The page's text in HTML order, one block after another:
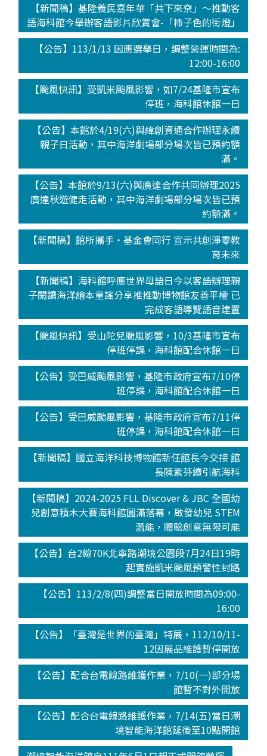
【新聞稿】基隆義民嘉年華「共下來尞」～推動客
語海科館今舉辦客語影片欣賞會-「柿子色的街燈」
【公告】113/1/13 因應選舉日，調整營運時間為:
12:00-16:00
【颱風快訊】受凱米颱風影響，如7/24基隆市宣布
停班，海科館休館一日
【公告】本館於4/19(六)與緯創資通合作辦理永續
親子日活動，其中海洋劇場部分場次皆已預約額
滿。
【公告】本館於9/13(六)與廣達合作共同辦理2025
廣達秋遊健走活動，其中海洋劇場部分場次皆已預
約額滿。
【新聞稿】館所攜手‧基金會同行 宣示共創淨零教
育未來
【新聞稿】海科館呼應世界母語日今以客語辦理親
子閱讀海洋繪本童謠分享推推動博物館友善平權 已
完成客語導覽語音建置
【颱風快訊】受山陀兒颱風影響，10/3基隆市宣布
停班停課，海科館配合休館一日
【公告】受巴威颱風影響，基隆市政府宣布7/10停
班停課，海科館配合休館一日
【公告】受巴威颱風影響，基隆市政府宣布7/11停
班停課，海科館配合休館一日
【新聞稿】國立海洋科技博物館新任館長今交接 館
長陳素芬續引航海科
【新聞稿】2024-2025 FLL Discover & JBC 全國幼
兒創意積木大賽海科館圓滿落幕，啟發幼兒 STEM
潛能，體驗創意無限可能
【公告】台2線70K北寧路潮境公園段7月24日19時
起實施凱米颱風預警性封路
【公告】113/2/8(四)調整當日開放時間為09:00-
16:00
【公告】「臺灣是世界的臺灣」特展，112/10/11-
12因展品維護暫停開放
【公告】配合台電線路維護作業，7/10(一)部分場
館暫不對外開放
【公告】配合台電線路維護作業，7/14(五)當日潮
境智能海洋館延後至10點開館